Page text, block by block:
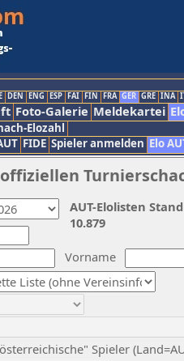
DEN ENG ESP FAI FIN FRA GER GRE INA
Foto-Galerie Meldekartei
Elozahl
FIDE Spieler anmelden Elo
Vorname
Spieler
AUT-Elolisten
10.879